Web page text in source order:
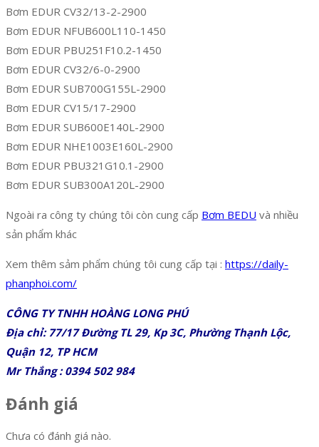
Bơm EDUR CV32/13-2-2900
Bơm EDUR NFUB600L110-1450
Bơm EDUR PBU251F10.2-1450
Bơm EDUR CV32/6-0-2900
Bơm EDUR SUB700G155L-2900
Bơm EDUR CV15/17-2900
Bơm EDUR SUB600E140L-2900
Bơm EDUR NHE1003E160L-2900
Bơm EDUR PBU321G10.1-2900
Bơm EDUR SUB300A120L-2900
Ngoài ra công ty chúng tôi còn cung cấp Bơm BEDU và nhiều
sản phẩm khác
Xem thêm sảm phẩm chúng tôi cung cấp tại : https://daily-
phanphoi.com/
CÔNG TY TNHH HOÀNG LONG PHÚ
Địa chỉ: 77/17 Đường TL 29, Kp 3C, Phường Thạnh Lộc,
Quận 12, TP HCM
Mr Thắng : 0394 502 984
Đánh giá
Chưa có đánh giá nào.